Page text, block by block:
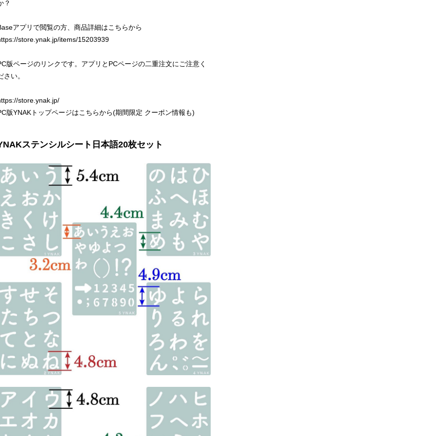
？
アプリで閲覧の方、商品詳細はこちらから
store.ynak.jp/items/15203939
版ページのリンクです。アプリとPCページの二重注文にご注意く
さい。
store.ynak.jp/
版YNAKトップページはこちらから(期間限定 クーポン情報も)
ステンシルシート日本語20枚セット